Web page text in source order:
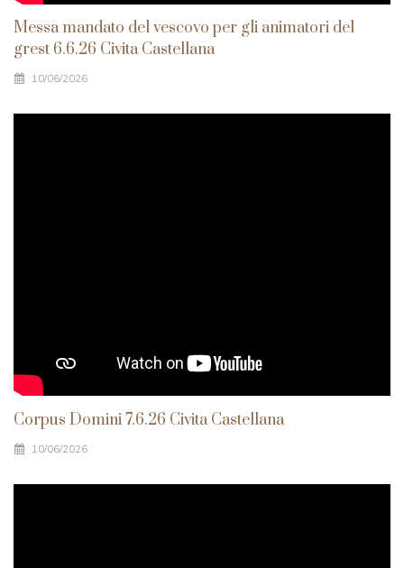
Messa mandato del vescovo per gli animatori del
grest 6.6.26 Civita Castellana
10/06/2026
Corpus Domini 7.6.26 Civita Castellana
10/06/2026